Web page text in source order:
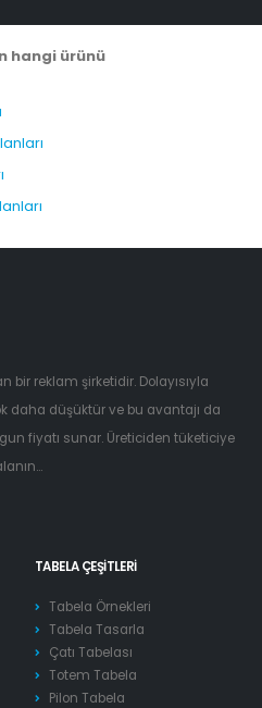
hangi ürünü
bir reklam şirketidir. Dolayısıyla
daha düşüktür ve bu avantajı da
fiyatı sunar. Üreticiden tüketiciye
TABELA ÇEŞITLERI
Tabela Örnekleri
Tabela Tasarla
Çatı Tabelası
Totem Tabela
Pilon Tabela